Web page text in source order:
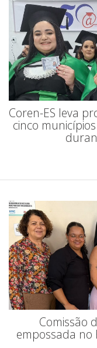
Coren-ES leva
cinco
Comissão
empossada no